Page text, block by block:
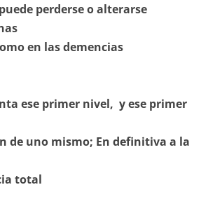
perderse o alterarse
en las demencias
ese primer nivel, y ese primer
de uno mismo; En definitiva a la
total